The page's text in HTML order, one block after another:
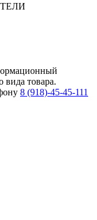
вида товара.
8 (918)-45-45-111